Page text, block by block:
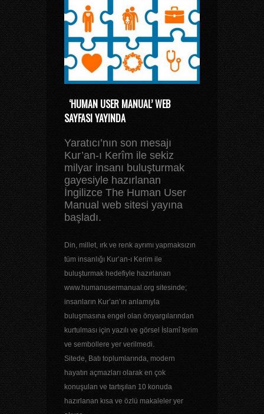
‘HUMAN USER MANUAL’ WEB
SAYFASI YAYINDA
Yaratıcı’nın son mesajı
Kur’an-ı Kerîm ile sekiz
milyar insanı buluşturmak
gayesiyle hazırlanan
İngilizce The Human User
Manual web sitesi yayına
başladı.
Din, millet, ırk ve renk ayrımı yapmaksızın
tüm insanlığı Kur’an-ı Kerim ile
buluşturmak hedefiyle hazırlanan
www.humanusermanual.org sitesinde;
insanların Kur’an’ın anlamıyla
buluşmasına engel olan önyargılarından
kurtulması için yazılı ve görsel İslamî terim
ve sembollere yer verilmedi.
Sitede, Batı toplumlarında, modern
hayatın açmazları olarak en çok
konuşulan ve tartışılan 10 konuda
hazırlanan kısa ve özlü makaleler yer